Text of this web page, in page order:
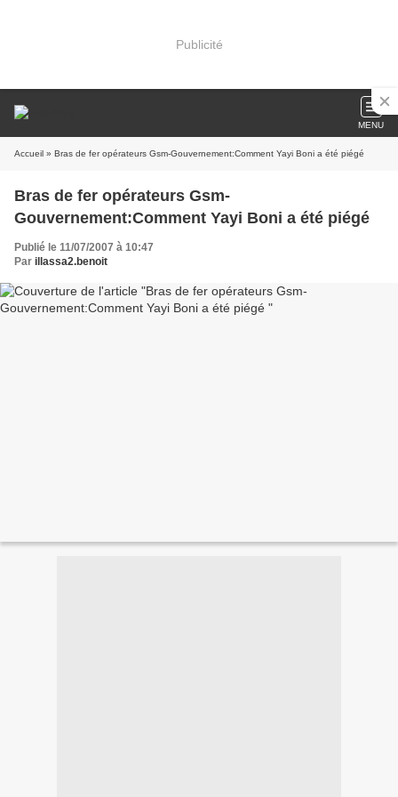
Publicité
MENU
Accueil » Bras de fer opérateurs Gsm-Gouvernement:Comment Yayi Boni a été piégé
Bras de fer opérateurs Gsm-
Gouvernement:Comment Yayi Boni a été piégé
Publié le 11/07/2007 à 10:47
Par illassa2.benoit